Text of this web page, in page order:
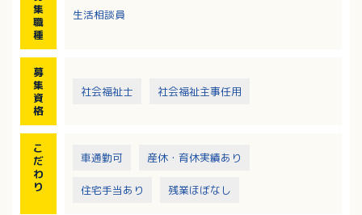
ニット型特養80床
集
職
種
生活相談員
募
集
資
格
社会福祉士 社会福祉主事任用
こ
だ
わ
り
車通勤可 産休・育休実績あり
住宅手当あり 残業ほぼなし